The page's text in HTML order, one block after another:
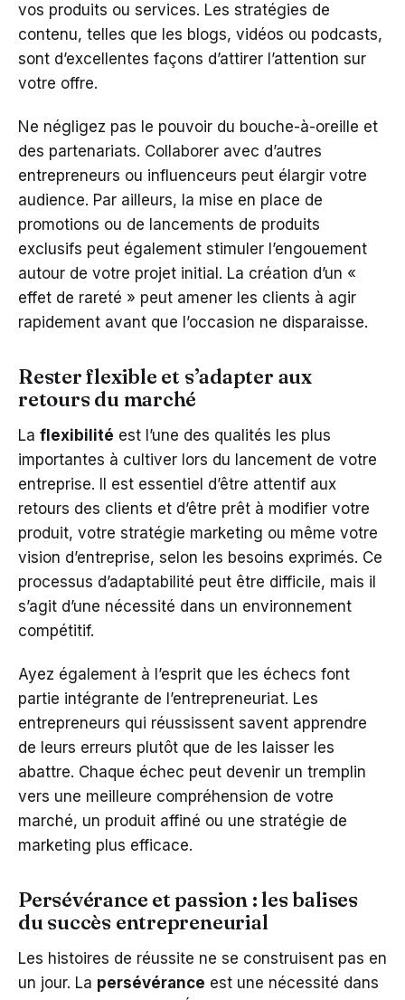
vos produits ou services. Les stratégies de
contenu, telles que les blogs, vidéos ou podcasts,
sont d’excellentes façons d’attirer l’attention sur
votre offre.
Ne négligez pas le pouvoir du bouche-à-oreille et
des partenariats. Collaborer avec d’autres
entrepreneurs ou influenceurs peut élargir votre
audience. Par ailleurs, la mise en place de
promotions ou de lancements de produits
exclusifs peut également stimuler l’engouement
autour de votre projet initial. La création d’un «
effet de rareté » peut amener les clients à agir
rapidement avant que l’occasion ne disparaisse.
Rester flexible et s’adapter aux
retours du marché
La flexibilité est l’une des qualités les plus
importantes à cultiver lors du lancement de votre
entreprise. Il est essentiel d’être attentif aux
retours des clients et d’être prêt à modifier votre
produit, votre stratégie marketing ou même votre
vision d’entreprise, selon les besoins exprimés. Ce
processus d’adaptabilité peut être difficile, mais il
s’agit d’une nécessité dans un environnement
compétitif.
Ayez également à l’esprit que les échecs font
partie intégrante de l’entrepreneuriat. Les
entrepreneurs qui réussissent savent apprendre
de leurs erreurs plutôt que de les laisser les
abattre. Chaque échec peut devenir un tremplin
vers une meilleure compréhension de votre
marché, un produit affiné ou une stratégie de
marketing plus efficace.
Persévérance et passion : les balises
du succès entrepreneurial
Les histoires de réussite ne se construisent pas en
un jour. La persévérance est une nécessité dans